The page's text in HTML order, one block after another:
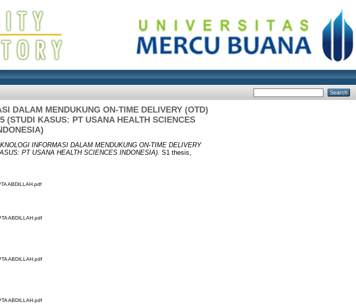
DALAM MENDUKUNG ON-TIME DELIVERY (OTD)
(STUDI KASUS: PT USANA HEALTH SCIENCES
INFORMASI DALAM MENDUKUNG ON-TIME DELIVERY
PT USANA HEALTH SCIENCES INDONESIA). S1 thesis,
ABDILLAH.pdf
ABDILLAH.pdf
ABDILLAH.pdf
ABDILLAH.pdf